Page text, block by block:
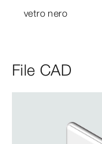
vetro nero
File CAD